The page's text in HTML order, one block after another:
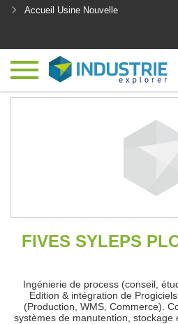
Accueil Usine Nouvelle
FIVES SYLEPS
Ingénierie de process (conseil,
Edition & intégration de
(Production, WMS, Commerce).
systèmes de manutention, stockage